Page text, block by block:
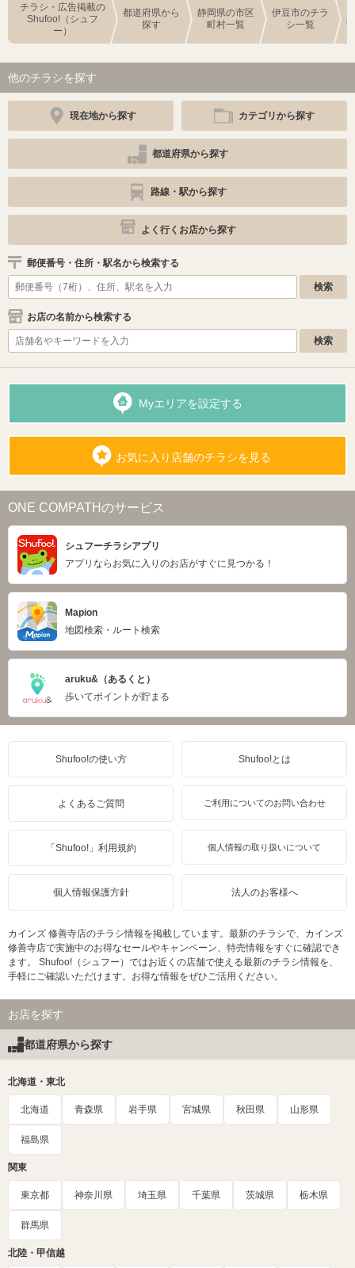
チラシ・広告掲載の
Shufoo!（シュフ
ー）
都道府県から
探す
静岡県の市区
町村一覧
伊豆市のチラ
シ一覧
他のチラシを探す
現在地から探す カテゴリから探す
都道府県から探す
路線・駅から探す
よく行くお店から探す
郵便番号・住所・駅名から検索する
お店の名前から検索する
Myエリアを設定する
お気に入り店舗のチラシを見る
ONE COMPATHのサービス
シュフーチラシアプリ
アプリならお気に入りのお店がすぐに見つかる！
Mapion
地図検索・ルート検索
aruku&（あるくと）
歩いてポイントが貯まる
Shufoo!の使い方 Shufoo!とは
よくあるご質問 ご利用についてのお問い合わせ
「Shufoo!」利用規約 個人情報の取り扱いについて
個人情報保護方針 法人のお客様へ
カインズ 修善寺店のチラシ情報を掲載しています。最新のチラシで、カインズ
修善寺店で実施中のお得なセールやキャンペーン、特売情報をすぐに確認でき
ます。 Shufoo!（シュフー）ではお近くの店舗で使える最新のチラシ情報を、
手軽にご確認いただけます。お得な情報をぜひご活用ください。
お店を探す
都道府県から探す
北海道・東北
北海道 青森県 岩手県 宮城県 秋田県 山形県
福島県
関東
東京都 神奈川県 埼玉県 千葉県 茨城県 栃木県
群馬県
北陸・甲信越